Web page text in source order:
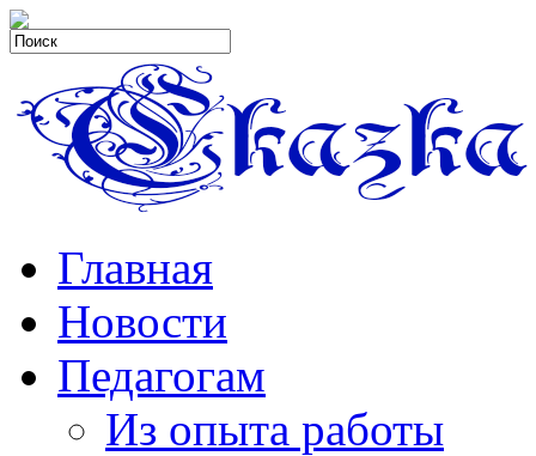
Главная
Новости
Педагогам
Из опыта работы